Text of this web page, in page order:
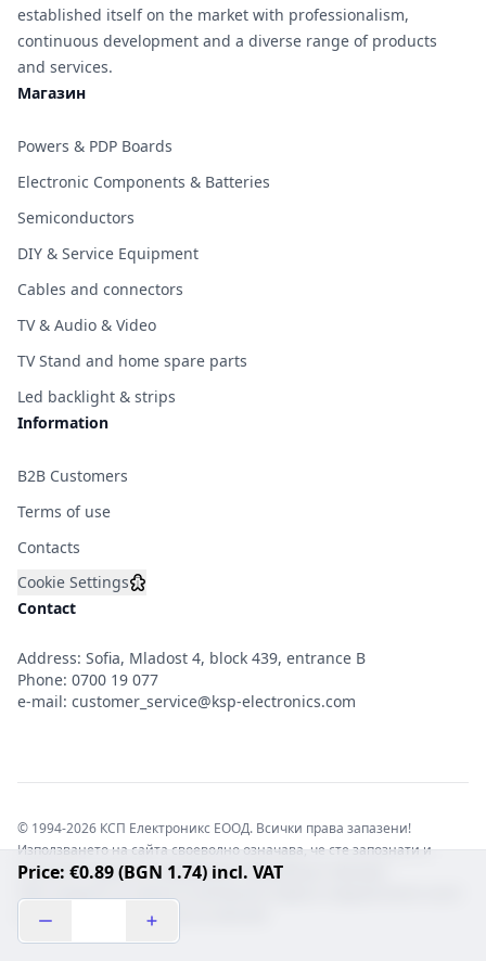
Price: €0.89 (BGN 1.74) incl. VAT
established itself on the market with professionalism,
continuous development and a diverse range of products
and services.
Магазин
Powers & PDP Boards
Electronic Components & Batteries
Semiconductors
DIY & Service Equipment
Cables and connectors
TV & Audio & Video
TV Stand and home spare parts
Led backlight & strips
Information
B2B Customers
Terms of use
Contacts
Cookie Settings
Contact
Address: Sofia, Mladost 4, block 439, entrance B
Phone: 0700 19 077
e-mail: customer_service@ksp-electronics.com
© 1994-2026 КСП Електроникс ЕООД. Всички права запазени!
Използването на сайта своеволно означава, че сте запознати и
съгласни с правната информация обвързваща софтуера.
отговорност с цялата сила на закона!b